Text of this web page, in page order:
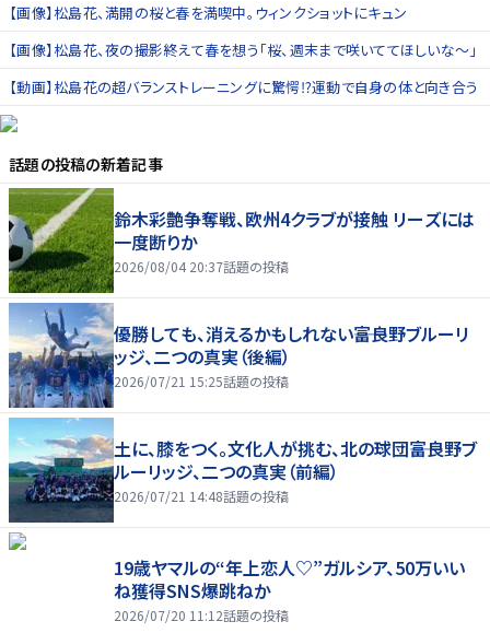
【画像】松島花、満開の桜と春を満喫中。ウィンクショットにキュン
【画像】松島花、夜の撮影終えて春を想う「桜、週末まで咲いててほしいな〜」
【動画】松島花の超バランストレーニングに驚愕⁉運動で自身の体と向き合う
話題の投稿の新着記事
鈴木彩艶争奪戦、欧州4クラブが接触 リーズには
一度断りか
2026/08/04 20:37話題の投稿
優勝しても、消えるかもしれない――富良野ブルーリ
ッジ、二つの真実（後編）
2026/07/21 15:25話題の投稿
土に、膝をつく。文化人が挑む、北の球団――富良野ブ
ルーリッジ、二つの真実（前編）
2026/07/21 14:48話題の投稿
19歳ヤマルの“年上恋人♡”ガルシア、50万いい
ね獲得SNS爆跳ねか
2026/07/20 11:12話題の投稿